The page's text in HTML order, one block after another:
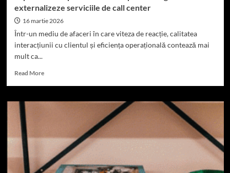
externalizeze serviciile de call center
16 martie 2026
Într-un mediu de afaceri în care viteza de reacție, calitatea
interacțiunii cu clientul și eficiența operațională contează mai
mult ca...
Read MoreRead
Top
15
care
companiile
aleg
să